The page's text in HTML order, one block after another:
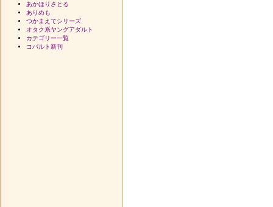
あかほりさとる
ありめも
つかまえてシリーズ
オタク系ヤングアダルト
カテゴリー一覧
コバルト新刊